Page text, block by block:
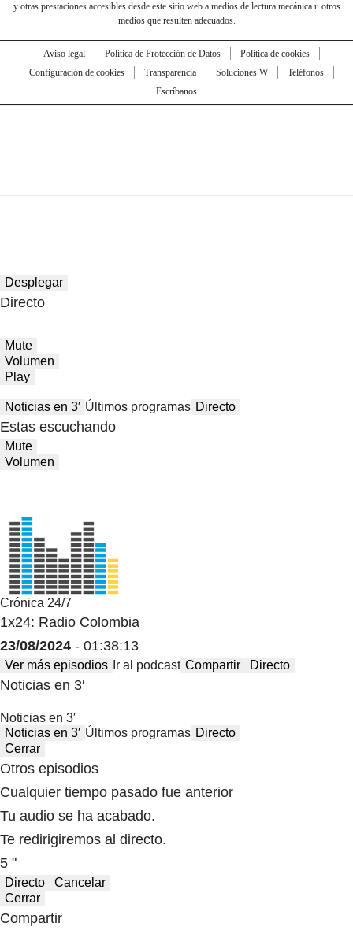
y otras prestaciones accesibles desde este sitio web a medios de lectura mecánica u otros
medios que resulten adecuados.
Aviso legal Política de Protección de Datos
Política de cookies
Configuración de cookies
Transparencia Soluciones W
Teléfonos
Escríbanos
Desplegar
Directo
Mute
Volumen
Play
Noticias en 3′ Últimos programas Directo
Estas escuchando
Mute
Volumen
Crónica 24/7
1x24: Radio Colombia
23/08/2024 - 01:38:13
Ver más episodios Ir al podcast Compartir Directo
Noticias en 3′
Noticias en 3′
Noticias en 3′ Últimos programas Directo
Cerrar
Otros episodios
Cualquier tiempo pasado fue anterior
Tu audio se ha acabado.
Te redirigiremos al directo.
5 "
Directo
Cancelar
Cerrar
Compartir